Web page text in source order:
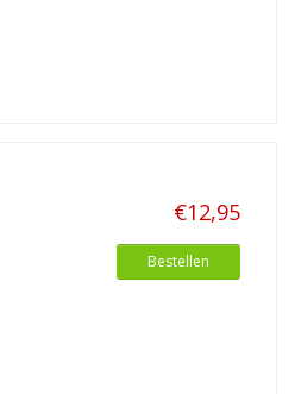
€12,95
Bestellen